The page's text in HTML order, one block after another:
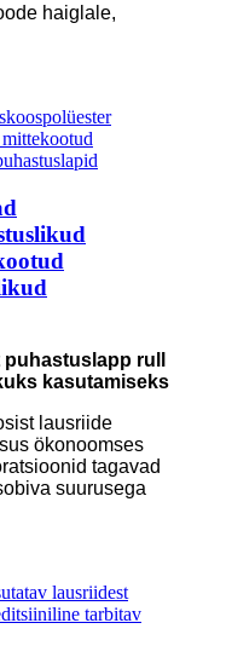
haiglale,
rull
kasutamiseks
lausriide
ökonoomses
tagavad
suurusega